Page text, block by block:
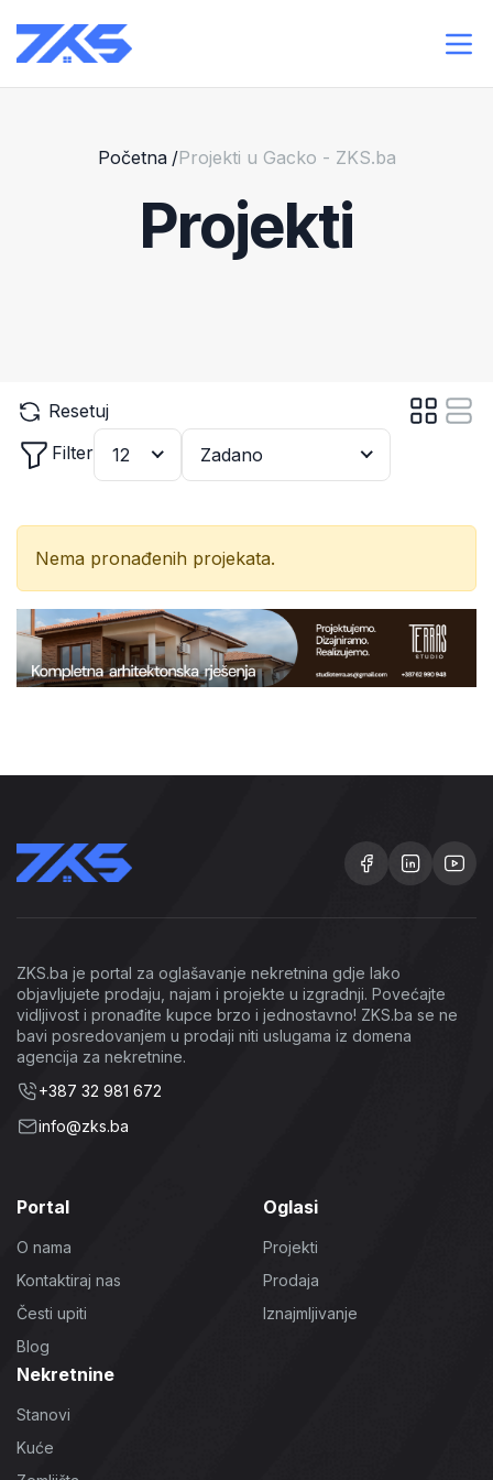
Početna /Projekti u Gacko - ZKS.ba
Projekti
Resetuj
Filter
12 Zadano
Nema pronađenih projekata.
ZKS.ba je portal za oglašavanje nekretnina gdje lako
objavljujete prodaju, najam i projekte u izgradnji. Povećajte
vidljivost i pronađite kupce brzo i jednostavno! ZKS.ba se ne
bavi posredovanjem u prodaji niti uslugama iz domena
agencija za nekretnine.
+387 32 981 672
info@zks.ba
Portal
O nama
Kontaktiraj nas
Česti upiti
Blog
Oglasi
Projekti
Prodaja
Iznajmljivanje
Nekretnine
Stanovi
Kuće